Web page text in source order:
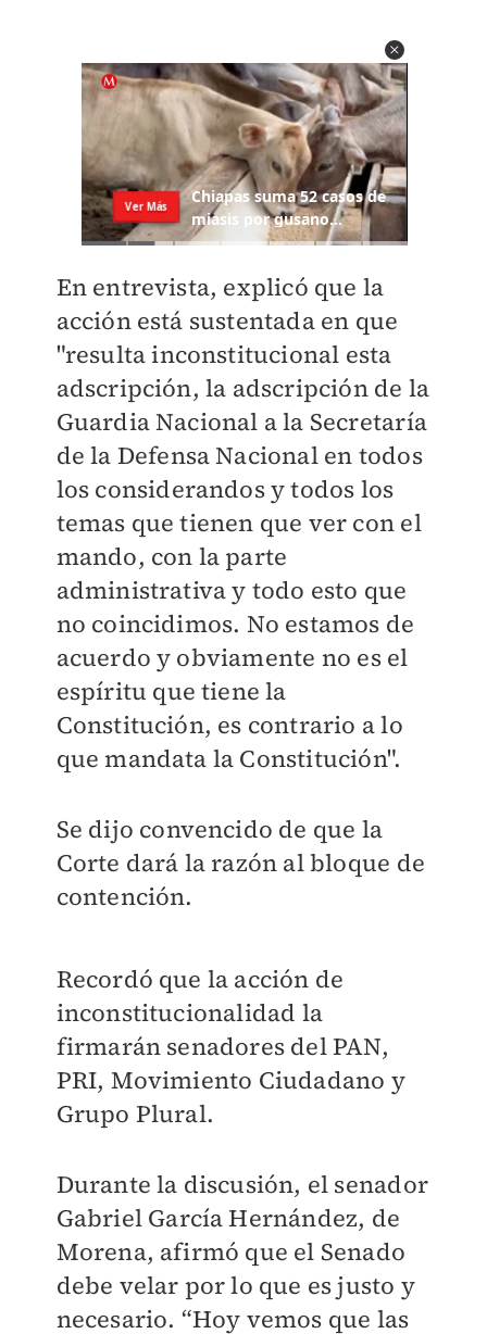
En entrevista, explicó que la
acción está sustentada en que
"resulta inconstitucional esta
adscripción, la adscripción de la
Guardia Nacional a la Secretaría
de la Defensa Nacional en todos
los considerandos y todos los
temas que tienen que ver con el
mando, con la parte
administrativa y todo esto que
no coincidimos. No estamos de
acuerdo y obviamente no es el
espíritu que tiene la
Constitución, es contrario a lo
que mandata la Constitución".
Se dijo convencido de que la
Corte dará la razón al bloque de
contención.
Recordó que la acción de
inconstitucionalidad la
firmarán senadores del PAN,
PRI, Movimiento Ciudadano y
Grupo Plural.
Durante la discusión, el senador
Gabriel García Hernández, de
Morena, afirmó que el Senado
debe velar por lo que es justo y
necesario. “Hoy vemos que las